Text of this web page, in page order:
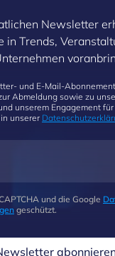
Newsletter
in Trends,
und E-Mail-
Abmeldung sowie zu
unserem Engagement
unserer
und die Google
geschützt.